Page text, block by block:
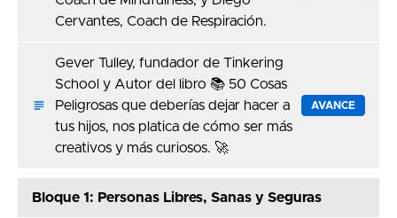
Cervantes, Coach de Respiración.
Gever Tulley, fundador de Tinkering
School y Autor del libro 📚 50 Cosas
Peligrosas que deberías dejar hacer a
tus hijos, nos platica de cómo ser más
creativos y más curiosos. 🚀
AVANCE
Bloque 1: Personas Libres, Sanas y Seguras